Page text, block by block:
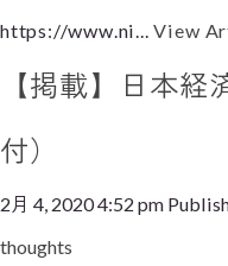
https://www.ni...View
【掲載】日本
付）
2月 4, 2020 4:52 pm
thoughts